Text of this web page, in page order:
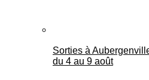
Sorties à
du 4 au 9 août